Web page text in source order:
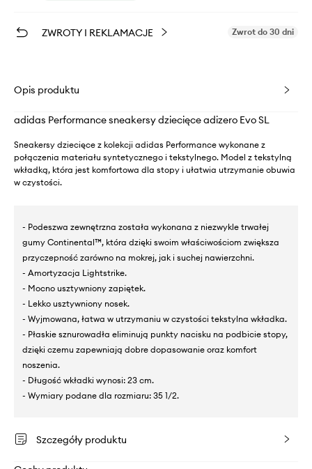
ZWROTY I REKLAMACJE Zwrot do 30 dni
Opis produktu
adidas Performance sneakersy dziecięce adizero Evo SL
Sneakersy dziecięce z kolekcji adidas Performance wykonane z
połączenia materiału syntetycznego i tekstylnego. Model z tekstylną
wkładką, która jest komfortowa dla stopy i ułatwia utrzymanie obuwia
w czystości.
- Podeszwa zewnętrzna została wykonana z niezwykle trwałej
gumy Continental™, która dzięki swoim właściwościom zwiększa
przyczepność zarówno na mokrej, jak i suchej nawierzchni.
- Amortyzacja Lightstrike.
- Mocno usztywniony zapiętek.
- Lekko usztywniony nosek.
- Wyjmowana, łatwa w utrzymaniu w czystości tekstylna wkładka.
- Płaskie sznurowadła eliminują punkty nacisku na podbicie stopy,
dzięki czemu zapewniają dobre dopasowanie oraz komfort
noszenia.
- Długość wkładki wynosi: 23 cm.
- Wymiary podane dla rozmiaru: 35 1/2.
Szczegóły produktu